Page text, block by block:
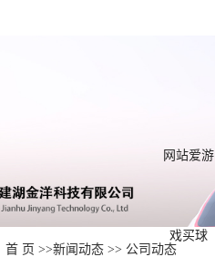
网站爱游
戏买球
首 页 >>新闻动态>> 公司动态